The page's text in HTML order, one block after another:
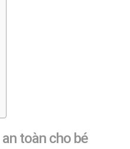
an toàn cho bé